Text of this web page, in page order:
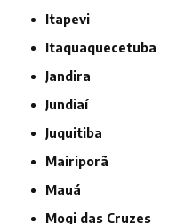
Itapevi
Itaquaquecetuba
Jandira
Jundiaí
Juquitiba
Mairiporã
Mauá
Mogi das Cruzes